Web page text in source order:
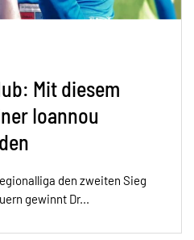
Mit diesem
Ioannou
den zweiten Sieg
gewinnt Dr...